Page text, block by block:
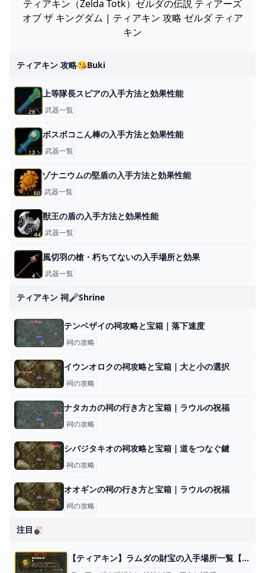
ティアキン（Zelda Totk）ゼルダの伝説 ティアーズ
オブ ザ キングダム | ティアキン 攻略 ゼルダ ティア
キン
ティアキン 攻略😘buki
上等隊長スピアの入手方法と効果性能
武器一覧
ボスボコこん棒の入手方法と効果性能
武器一覧
ゾナニウムの堅盾の入手方法と効果性能
武器一覧
獣王の盾の入手方法と効果性能
武器一覧
風切羽の槍・朽ちてないの入手場所と効果
武器一覧
ティアキン 祠🎤shrine
テンベザイの祠攻略と宝箱｜落下速度
祠の攻略
イウンオロクの祠攻略と宝箱｜大と小の選択
祠の攻略
ナタカカの祠の行き方と宝箱｜ラウルの祝福
祠の攻略
シバジタキオの祠攻略と宝箱｜道をつなぐ鍵
祠の攻略
オオギンの祠の行き方と宝箱｜ラウルの祝福
祠の攻略
注目🎳
【ティアキン】ラムダの財宝の入手場所一覧【ゼルダの伝説ティアーズオブザキングダム】